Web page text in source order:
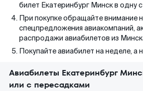
билет Екатеринбург Минск в одну
При покупке обращайте внимание
спецпредложения авиакомпаний,
распродажи авиабилетов из
Покупайте авиабилет на неделе, а
Авиабилеты Екатеринбург
или с пересадками